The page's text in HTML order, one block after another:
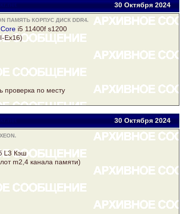
30 Октября2024
ПАМЯТЬ КОРПУС ДИСК DDR4.
i5 11400f s1200
Ex16)
проверка по месту
30 Октября2024
L3 Кэш
m2,4 канала памяти)